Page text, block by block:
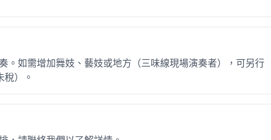
觀的表演——而是您親身參與的一段時光。
是「一種日本體驗」，而是唯有日本才有、
。如需增加舞妓、藝妓或地方（三味線現場演奏者），可另行
）。